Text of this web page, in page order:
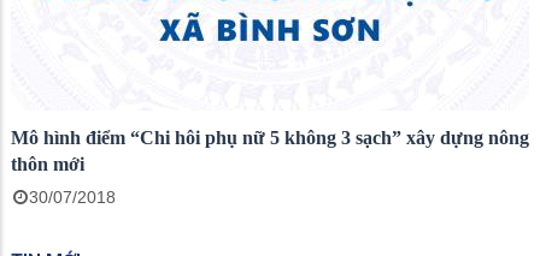
Mô hình điểm “Chi hôi phụ nữ 5 không 3 sạch” xây dựng nông
thôn mới
30/07/2018